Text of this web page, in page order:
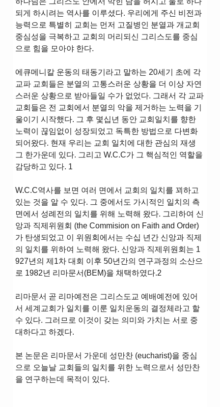
되게 하시려는 역사를 이루셨다. 우리에게 주신 비전과
능력으로 특별히 교회는 먼저 고질병인 분열과 개교회
중심성을 극복하고 교회의 머리되신 그리스도를 중심
으로 힘을 모아야 한다.
에큐메니칼 운동의 태동기라고 말하는 20세기 초에 각
교파 교회들은 분열의 고통스러운 상황을 더 이상 자연
스러운 상황으로 받아들일 수가 없었다. 그래서 각 교파
교회들은 전 교회에서 분열의 악을 제거하는 노력을 기
울이기 시작했다. 그 후 몇십년 동안 교회일치를 향한
노력이 끊임없이 성장되었고 독특한 방법으로 다변화
되어왔다. 현재 우리는 교회 일치에 대한 관심의 재생
그 한가운데 있다. 그리고 W.C.C가 그 핵심적인 역할을
감당하고 있다. 1
W.C.C역사를 보면 여러 면에서 교회의 일치를 꾀하고
있는 것을 알 수 있다. 그 중에서도 가시적인 일치의 측
면에서 성례전의 일치를 위해 노력해 왔다. 그리하여 신
앙과 직제위원회 (the Commision on Faith and Order)
가 탄생되었고 이 위원회에서는 수십 년간 신앙과 직제
의 일치를 위하여 노력해 왔다. 신앙과 직제위원회는 1
927년의 제1차 대회 이후 50년간의 연구과정의 소산으
로 1982년 리마문서(BEM)을 채택하였다.2
리마문서 곧 리마예전은 그리스도교 예배예전에 있어
서 세계교회가 일치를 이룬 일치운동의 결정체라고 할
수 있다. 그러므로 이것이 갖는 의미와 가치는 서로 중
대하다고 하겠다.
본 논문은 리마문서 가운데 성만찬 (eucharist)을 중심
으로 오늘날 교회들의 일치를 위한 노력으로서 성만찬
을 연구하는데 목적이 있다.